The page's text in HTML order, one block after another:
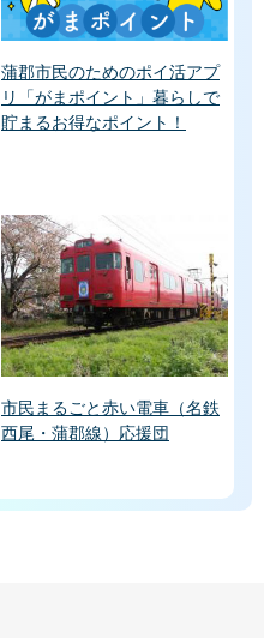
蒲郡市民のためのポイ活アプ
リ「がまポイント」暮らしで
貯まるお得なポイント！
市民まるごと赤い電車（名鉄
西尾・蒲郡線）応援団